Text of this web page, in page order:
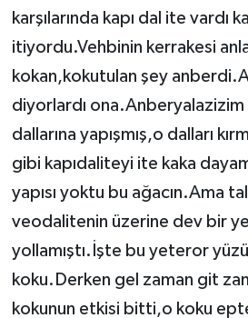
karşılarında kapı dal ite vardı
itiyordu.Vehbinin kerrakesi
kokan,kokutulan şey
diyorlardı
dallarına yapışmış,o dalları
gibi kapıdaliteyi ite kaka
yapısı yoktu bu ağacın.Ama
veodalitenin üzerine dev bir
yollamıştı.İşte bu yeteror
koku.Derken gel zaman git
kokunun etkisi bitti,o koku